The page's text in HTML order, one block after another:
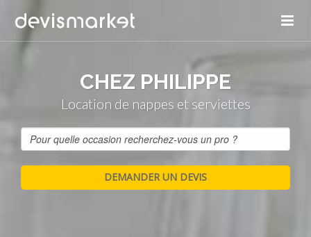
CHEZ PHILIPPE
Location de nappes et serviettes